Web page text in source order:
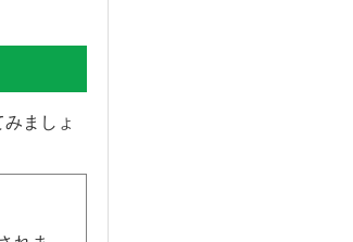
ましょ